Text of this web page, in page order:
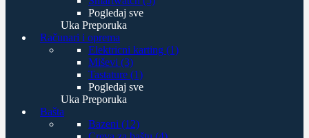
Pogledaj sve
Uka Preporuka
Računari i oprema
Elektricni karting (1)
Miševi (3)
Tastature (1)
Pogledaj sve
Uka Preporuka
Bašta
Bazeni (12)